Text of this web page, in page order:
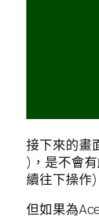
接下來的畫
)，是不會
續往下操作)
但如果為